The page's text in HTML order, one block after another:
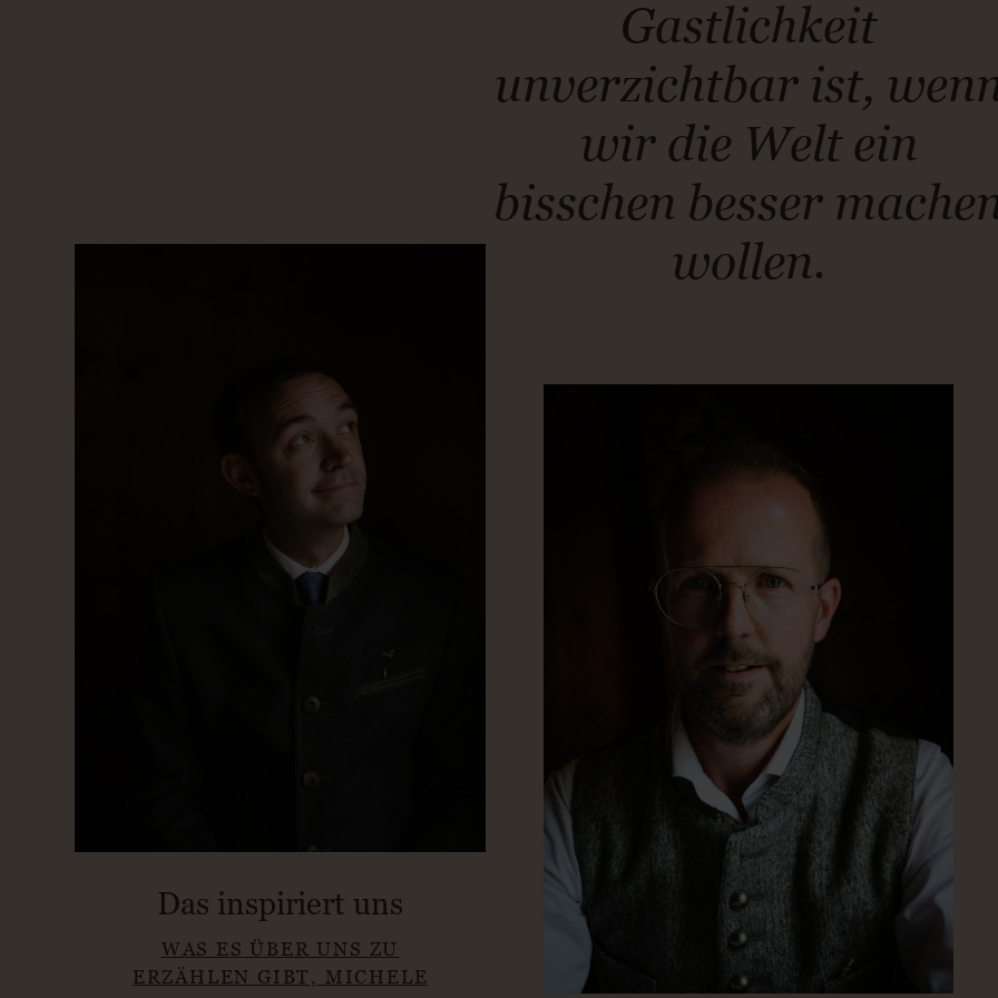
Gastlichkeit
unverzichtbar ist,
wir die Welt ein
bisschen besser
wollen.
Das inspiriert uns
WAS ES ÜBER UNS ZU
ERZÄHLEN GIBT, MICHELE